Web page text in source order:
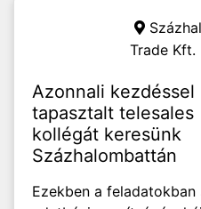
Trade Kft.
Azonnali kezdéssel
tapasztalt telesales
kollégát keresünk
Százhalombattán
Ezekben a